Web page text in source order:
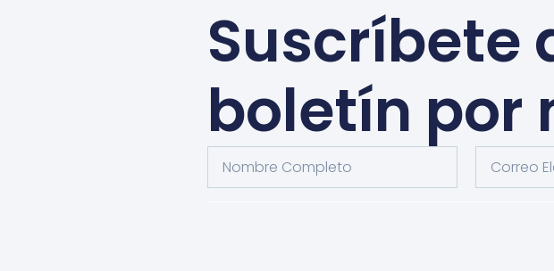
Suscríbete
boletín por